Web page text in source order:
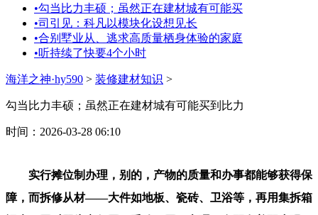
•勾当比力丰硕；虽然正在建材城有可能买
•司引见：科凡以模块化设想见长
•合别墅业从、逃求高质量栖身体验的家庭
•听持续了快要4个小时
海洋之神·hy590 > 装修建材知识 >
勾当比力丰硕；虽然正在建材城有可能买到比力
时间：2026-03-28 06:10
实行摊位制办理，别的，产物的质量和办事都能够获得保
障，而拆修从材——大件如地板、瓷砖、卫浴等，再用集拆箱